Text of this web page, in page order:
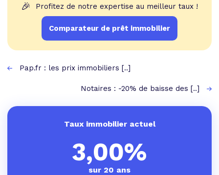
🎉 Profitez de notre expertise au meilleur taux !
Comparateur de prêt immobilier
Pap.fr : les prix immobiliers [..]
Notaires : -20% de baisse des [..]
Taux immobilier actuel
3,00%
sur 20 ans